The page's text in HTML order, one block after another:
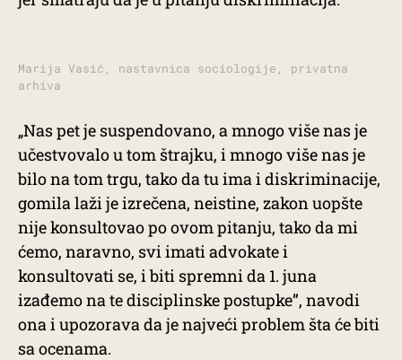
Marija Vasić, nastavnica sociologije, privatna
arhiva
„Nas pet je suspendovano, a mnogo više nas je
učestvovalo u tom štrajku, i mnogo više nas je
bilo na tom trgu, tako da tu ima i diskriminacije,
gomila laži je izrečena, neistine, zakon uopšte
nije konsultovao po ovom pitanju, tako da mi
ćemo, naravno, svi imati advokate i
konsultovati se, i biti spremni da 1. juna
izađemo na te disciplinske postupke”, navodi
ona i upozorava da je najveći problem šta će biti
sa ocenama.